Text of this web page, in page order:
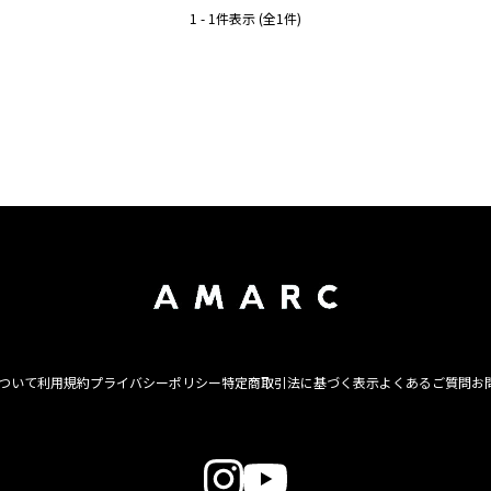
1 - 1件表示 (全1件)
いて利用規約プライバシーポリシー特定商取引法に基づく表示よくあるご質問お